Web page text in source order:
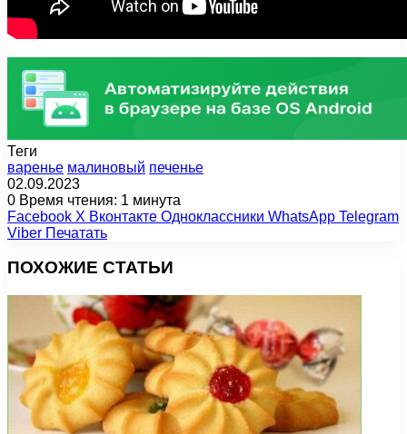
Теги
варенье малиновый печенье
02.09.2023
0 Время чтения: 1 минута
Facebook X Вконтакте Одноклассники WhatsApp Telegram
Viber Печатать
ПОХОЖИЕ СТАТЬИ